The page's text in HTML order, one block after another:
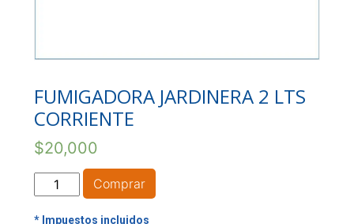
FUMIGADORA JARDINERA 2 LTS
CORRIENTE
$20,000
FUMIGADORA
JARDINERA
2
Comprar